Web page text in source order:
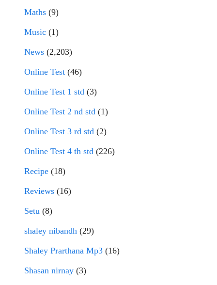
Maths (9)
Music (1)
News (2,203)
Online Test (46)
Online Test 1 std (3)
Online Test 2 nd std (1)
Online Test 3 rd std (2)
Online Test 4 th std (226)
Recipe (18)
Reviews (16)
Setu (8)
shaley nibandh (29)
Shaley Prarthana Mp3 (16)
Shasan nirnay (3)